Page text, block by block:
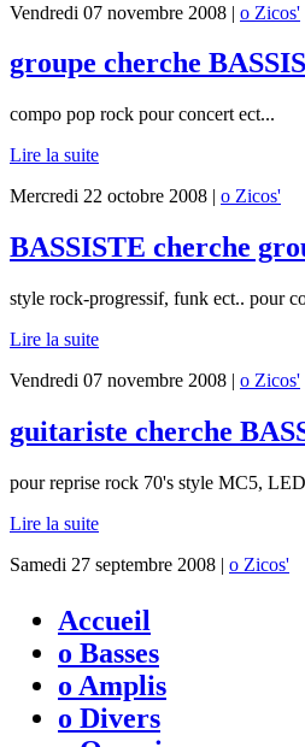
Vendredi 07 novembre 2008 | o Zicos'
groupe cherche
compo pop rock pour concert ect...
Lire la suite
Mercredi 22 octobre 2008 | o Zicos'
BASSISTE cherche
style rock-progressif, funk ect.. pour
Lire la suite
Vendredi 07 novembre 2008 | o Zicos'
guitariste cherche
pour reprise rock 70's style MC5,
Lire la suite
Samedi 27 septembre 2008 | o Zicos'
Accueil
o Basses
o Amplis
o Divers